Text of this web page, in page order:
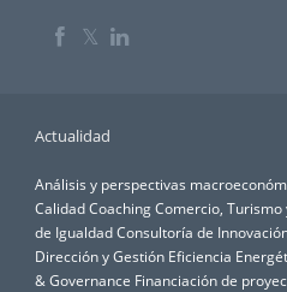
𝕏
Actualidad
Análisis y perspectivas
CalidadCoachingComercio, Turismo
de IgualdadConsultoría de
Dirección y Gestión Eficiencia
& Governance Financiación de